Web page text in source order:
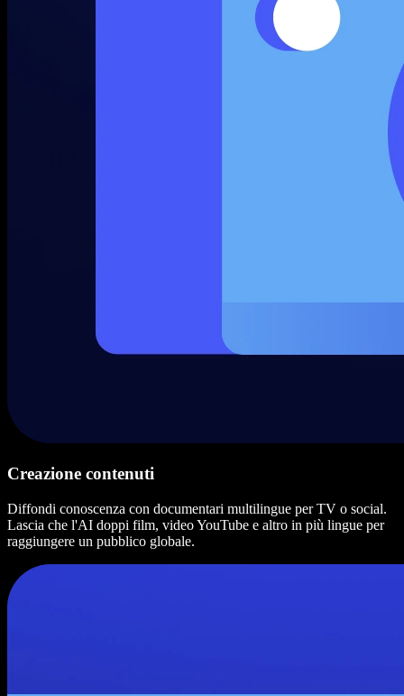
Creazione contenuti
Diffondi conoscenza con documentari multilingue per TV o social.
Lascia che l'AI doppi film, video YouTube e altro in più lingue per
raggiungere un pubblico globale.